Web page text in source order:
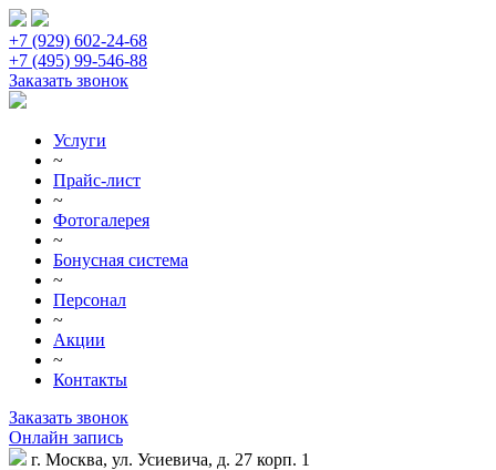
+7 (929) 602-24-68
+7 (495) 99-546-88
Заказать звонок
Услуги
~
Прайс-лист
~
Фотогалерея
~
Бонусная система
~
Персонал
~
Акции
~
Контакты
Заказать звонок
Онлайн запись
г. Москва, ул. Усиевича, д. 27 корп. 1